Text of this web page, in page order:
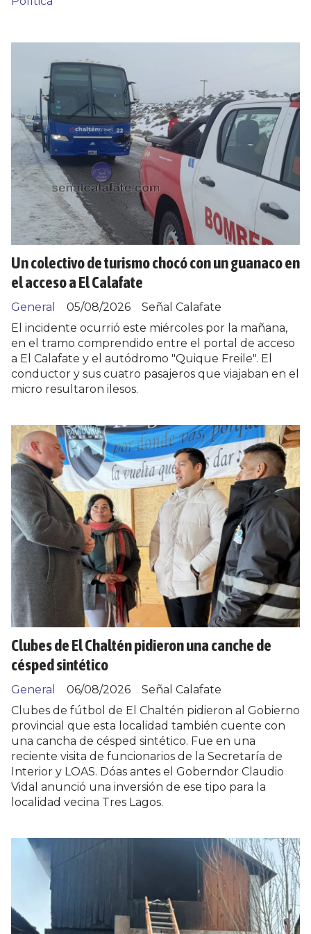
Un colectivo de turismo chocó con un guanaco en
el acceso a El Calafate
Señal Calafate
General
05/08/2026
El incidente ocurrió este miércoles por la mañana,
en el tramo comprendido entre el portal de acceso
a El Calafate y el autódromo "Quique Freile". El
conductor y sus cuatro pasajeros que viajaban en el
micro resultaron ilesos.
Clubes de El Chaltén pidieron una canche de
césped sintético
Señal Calafate
General
06/08/2026
Clubes de fútbol de El Chaltén pidieron al Gobierno
provincial que esta localidad también cuente con
una cancha de césped sintético. Fue en una
reciente visita de funcionarios de la Secretaría de
Interior y LOAS. Dóas antes el Goberndor Claudio
Vidal anunció una inversión de ese tipo para la
localidad vecina Tres Lagos.